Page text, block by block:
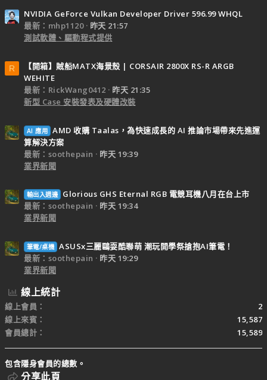
NVIDIA GeForce Vulkan Developer Driver 596.99 WHQL
最新：mhp1120
昨天 21:57
測試軟體、驅動程式提供
R
【開箱】賊船MATX海景殼 | CORSAIR 2800X RS-R ARGB
WEHITE
最新：RickWang0412
昨天 21:35
新型 Case 安裝發表及硬體改裝
AI 應用 AMD 收購 Taalas，為快速成長的 AI 推論市場帶來先進運
算解決方案
最新：soothepain
昨天 19:39
業界新聞
輸出入週邊
Glorious GHS Eternal RGB 電競耳機八月在台上市
最新：soothepain
昨天 19:34
業界新聞
筆電/桌機 ASUSx三麗鷗耍酷聯萌 潮玩開學祭搶抱AI筆電！
最新：soothepain
昨天 19:29
業界新聞
線上統計
線上會員
2
線上來賓
15,587
會員總計
15,589
包含隱身會員的總數。
分享此頁